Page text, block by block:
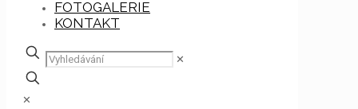
FOTOGALERIE
KONTAKT
✕
✕